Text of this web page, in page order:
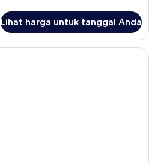
Lihat harga untuk tanggal Anda
Suite | Minibar, meja kerja, kedap